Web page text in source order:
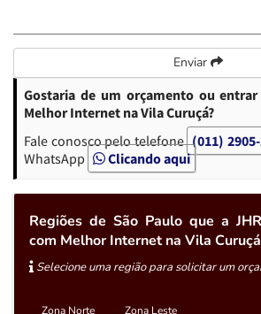
Enviar
Gostaria de um orçamento ou
Melhor Internet na Vila Curuçá?
Fale conosco pelo telefone (011)
WhatsApp
Clicando aqui
Regiões de São Paulo que a
com Melhor Internet na Vila Curuçá
Selecione uma região para solicitar um
Zona Norte Zona Leste